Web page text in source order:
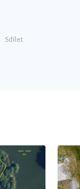
Sdílet